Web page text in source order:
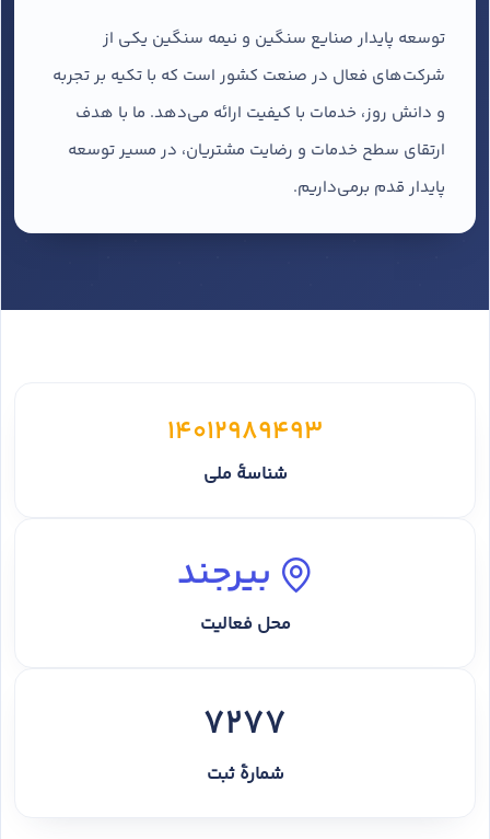
توسعه پایدار صنایع سنگین و نیمه سنگین یکی از
شرکت‌های فعال در صنعت کشور است که با تکیه بر تجربه
و دانش روز، خدمات با کیفیت ارائه می‌دهد. ما با هدف
ارتقای سطح خدمات و رضایت مشتریان، در مسیر توسعه
پایدار قدم برمی‌داریم.
14012989493
شناسهٔ ملی
بیرجند
محل فعالیت
7277
شمارهٔ ثبت